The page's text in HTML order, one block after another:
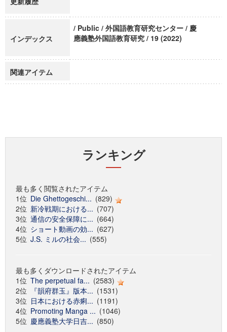
インデックス
/ Public / 外国語教育研究センター / 慶
應義塾外国語教育研究 / 19 (2022)
関連アイテム
ランキング
最も多く閲覧されたアイテム
1位 Die Ghettogeschi... (829)
2位 新冷戦期における... (707)
3位 通信の安全保障に... (664)
4位 ショート動画の効... (627)
5位 J.S. ミルの社会... (555)
最も多くダウンロードされたアイテム
1位 The perpetual fa... (2583)
2位
『韻府群玉』版本... (1531)
3位 日本における赤痢... (1191)
4位 Promoting Manga ... (1046)
5位 慶應義塾大学日吉... (850)